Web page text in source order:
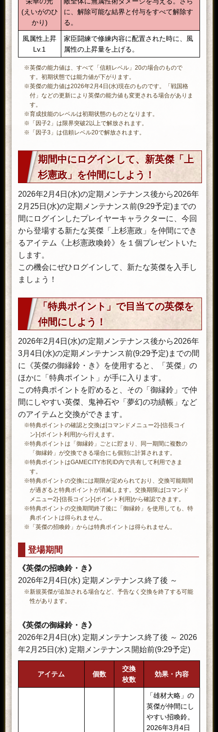
(えいがのひ
かり)
に、解除可能な結界と付与をすべて解除す
る。
風属性上昇
Lv.1
家臣闘練で修練内容に配置された時に、風
属性の上昇量を上げる。
※英傑の能力値は、すべて「信頼レベル」20の場合のもので
す。初期状態では能力値が下がります。
※英傑の能力値は2026年2月4日(水)現在のものです。「戦国格
付」などの更新により英傑の能力値も変更される場合がありま
す。
※育成技能のレベルは初期状態のものとなります。
※「因子2」は限界突破2以上で解放されます。
※「因子3」は信頼レベル20で解放されます。
期間中にログインして、新英傑「上
杉憲政」を仲間にしよう！
2026年2月4日(水)の定期メンテナンス後から2026年
2月25日(水)の定期メンテナンス前(9:29予定)までの
間にログインしたプレイヤーキャラクターに、今回
から登場する新たな英傑「上杉憲政」を仲間にでき
るアイテム《上杉憲政喚鈴》を１個プレゼントいた
します。
この機会にぜひログインして、新たな英傑を入手し
ましょう！
「特典ポイント」で目当ての英傑を
仲間にしよう！
2026年2月4日(水)の定期メンテナンス後から2026年
3月4日(水)の定期メンテナンス前(9:29予定)までの間
に《英傑の御縁鈴・き》を使用すると、「英傑」の
ほかに「特典ポイント」が手に入ります。
この特典ポイントを貯めると、その「御縁鈴」で仲
間にしやすい英傑、鬼神石や「夢幻の功績帳」など
のアイテムと交換ができます。
※特典ポイントの確認と交換は[コマンドメニュー2]-[信長コイ
ン]-[ポイント利用]から行えます。
※特典ポイントは「御縁鈴」ごとに貯まり、同一期間に複数の
「御縁鈴」が交換できる場合にも個別に計算されます。
※特典ポイントはGAMECITY市民ID内で共有して利用できま
す。
※特典ポイントの交換には期限が定められており、交換可能期間
が過ぎると特典ポイントが消滅します。交換期限は[コマンド
メニュー2]-[信長コイン]-[ポイント利用]から確認できます。
※特典ポイントの交換期間終了後に「御縁鈴」を使用しても、特
典ポイントは得られません。
※「英傑の招喚鈴」からは特典ポイントは得られません。
登場期間
《英傑の招喚鈴・き》
2026年2月4日(水) 定期メンテナンス終了後 ～
※新規英傑が追加される場合など、予告なく交換を終了する可能
性があります。
《英傑の御縁鈴・き》
2026年2月4日(水) 定期メンテナンス終了後 ～ 2026
年2月25日(水) 定期メンテナンス開始前(9:29予定)
アイテム 個数
交換
枚数
効果・内容
「雄材大略」の
英傑が仲間にし
やすい招喚鈴。
2026年3月4日